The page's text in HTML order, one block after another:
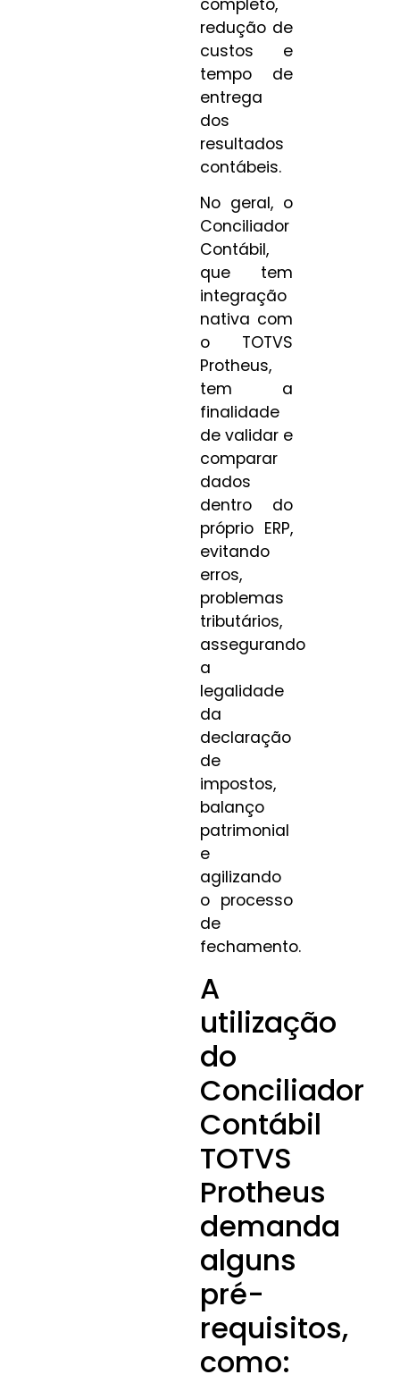
redução de
custos e
tempo de
entrega
dos
resultados
contábeis.
No geral, o
Conciliador
Contábil,
que tem
integração
nativa com
o TOTVS
Protheus,
tem a
finalidade
de validar e
comparar
dados
dentro do
próprio ERP,
evitando
erros,
problemas
tributários,
assegurando
a
legalidade
da
declaração
de
impostos,
balanço
patrimonial
e
agilizando
o processo
de
fechamento.
A
utilização
do
Conciliador
Contábil
TOTVS
Protheus
demanda
alguns
pré-
requisitos,
como: